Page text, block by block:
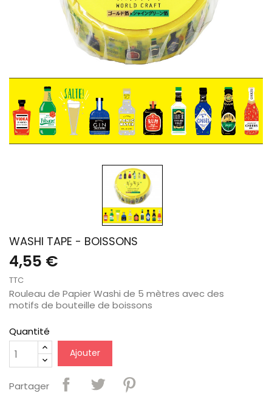
WASHI TAPE - BOISSONS
4,55 €
TTC
Rouleau de Papier Washi de 5 mètres avec des
motifs de bouteille de boissons
Quantité
Ajouter
Partager